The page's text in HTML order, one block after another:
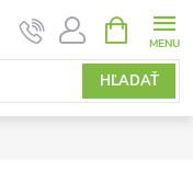
HĽADAŤ
KOŠÍK